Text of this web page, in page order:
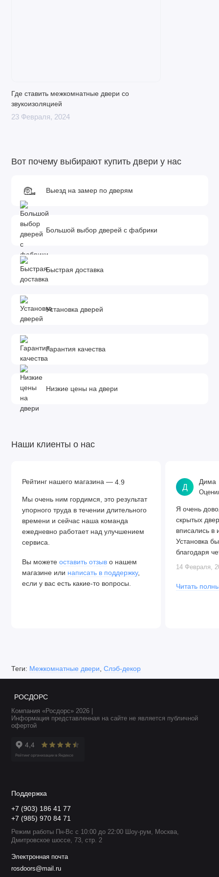
Где ставить межкомнатные двери со
звукоизоляцией
23 Февраля, 2024
Вот почему выбирают купить двери у нас
Выезд на замер по дверям
Большой выбор дверей с фабрики
Быстрая доставка
Установка дверей
Гарантия качества
Низкие цены на двери
Наши клиенты о нас
Рейтинг нашего магазина — 4.9
Мы очень ним гордимся, это результат
упорного труда в течении длительного
времени и сейчас наша команда
ежедневно работает над улучшением
сервиса.
Вы можете оставить отзыв о нашем
магазине или написать в поддержку,
если у вас есть какие-то вопросы.
Д
Дима
Я очень
скрытых
вписались в
Установка
благодаря
Алексея.
14 Февраля,
Читать
Теги: Межкомнатные двери Слэб-декор
РОСДОРС
Компания «Росдорс» 2026 |
Информация представленная на сайте не является публичной
офертой
Поддержка
+7 (903) 186 41 77
+7 (985) 970 84 71
Режим работы Пн-Вс с 10:00 до 22:00 Шоу-рум, Москва,
Дмитровское шоссе, 73, стр. 2
Электронная почта
rosdoors@mail.ru